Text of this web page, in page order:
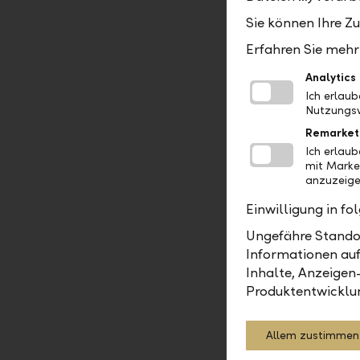
genug
aktives
um
Die
Müller,
Rainer
HSG
"Mit dem
in Schaan
setzen",
Sie können Ihre
Erfahren Sie
Analytics
Ich
Ich
mit
Einwilligung in
Ungefähre
Informationen
Inhalte,
Allem zustimmen